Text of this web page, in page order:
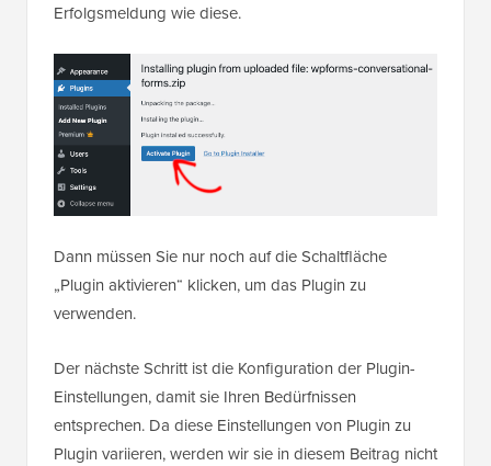
Erfolgsmeldung wie diese.
Dann müssen Sie nur noch auf die Schaltfläche
„Plugin aktivieren“ klicken, um das Plugin zu
verwenden.
Der nächste Schritt ist die Konfiguration der Plugin-
Einstellungen, damit sie Ihren Bedürfnissen
entsprechen. Da diese Einstellungen von Plugin zu
Plugin variieren, werden wir sie in diesem Beitrag nicht